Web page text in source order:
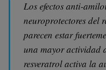
Los efectos anti-
neuroprotectores del
parecen estar
una mayor actividad
resveratrol activa la